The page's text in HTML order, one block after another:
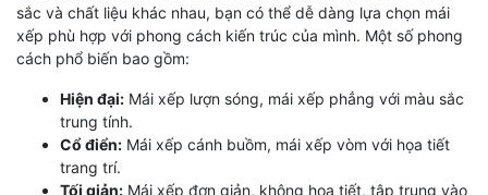
sắc và chất liệu khác nhau, bạn có thể dễ dàng lựa chọn mái
xếp phù hợp với phong cách kiến trúc của mình. Một số phong
cách phổ biến bao gồm:
Hiện đại: Mái xếp lượn sóng, mái xếp phẳng với màu sắc
trung tính.
Cổ điển: Mái xếp cánh buồm, mái xếp vòm với họa tiết
trang trí.
Tối giản: Mái xếp đơn giản, không họa tiết, tập trung vào